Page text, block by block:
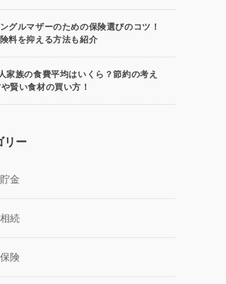
グルマザーのための保険選びのコツ！
料を抑える方法も紹介
家族の食費平均はいくら？節約の考え
賢い食材の買い方！
リー
金
続
険